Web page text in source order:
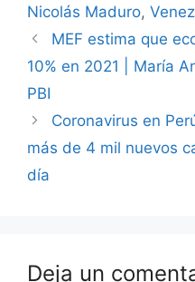
Nicolás Maduro,
MEF estima que
10% en 2021 | María
PBI
Coronavirus en
más de 4 mil nuevos
día
Deja un